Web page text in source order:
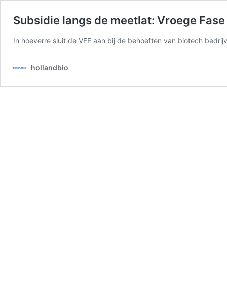
Subsidie langs de meetlat: Vroege
In hoeverre sluit de VFF aan bij de behoeften van biotech
hollandbio